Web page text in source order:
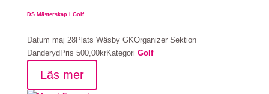
DS Mästerskap i Golf
Datum maj 28Plats Wäsby GKOrganizer Sektion
DanderydPris 500,00krKategori Golf
Läs mer